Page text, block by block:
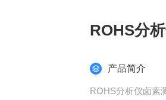
ROHS分
产品简介
ROHS分析仪卤素